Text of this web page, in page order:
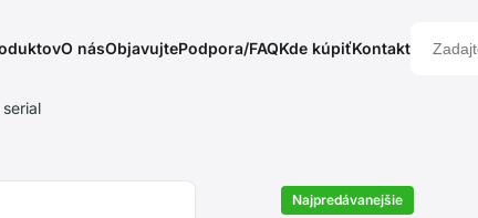
O násObjavujtePodpora/FAQKde kúpiťKontakt
Najpredávanejšie